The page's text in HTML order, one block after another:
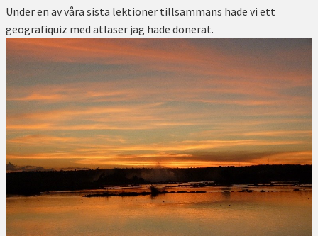
Under en av våra sista lektioner tillsammans hade vi ett
geografiquiz med atlaser jag hade donerat.